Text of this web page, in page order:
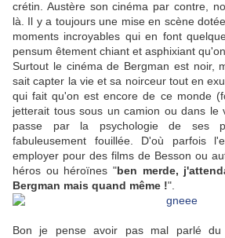
crétin. Austère son cinéma par contre,
là. Il y a toujours une mise en scène
moments incroyables qui en font
pensum êtement chiant et asphixiant
Surtout le cinéma de Bergman est noir,
sait capter la vie et sa noirceur tout en
qui fait qu'on est encore de ce monde
jetterait tous sous un camion ou dans le
passe par la psychologie de ses
fabuleusement fouillée. D'où parfois
employer pour des films de Besson ou
héros ou héroïnes "ben merde,
Bergman mais quand même !".
Bon je pense avoir pas mal parlé du